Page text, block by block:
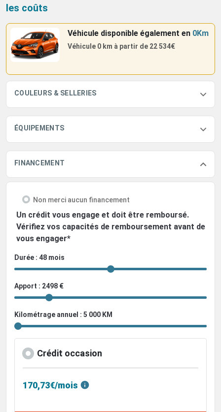
les coûts
Véhicule disponible également en 0Km
Véhicule 0 km à partir de 22 534€
COULEURS & SELLERIES
ÉQUIPEMENTS
FINANCEMENT
Non merci aucun financement
Un crédit vous engage et doit être remboursé.
Vérifiez vos capacités de remboursement avant de
vous engager*
Durée : 48 mois
Apport : 2498 €
Kilométrage annuel : 5 000 KM
Crédit occasion
170,73€/mois